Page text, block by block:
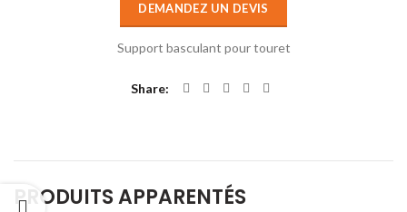
DEMANDEZ UN DEVIS
Support basculant pour touret
Share
PRODUITS APPARENTÉS